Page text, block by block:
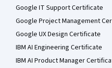
Google IT Support Certificate
Google Project Management
Google UX Design Certificate
IBM AI Engineering Certificate
IBM AI Product Manager